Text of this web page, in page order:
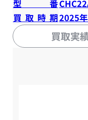
型番
買取時期2025
買取実